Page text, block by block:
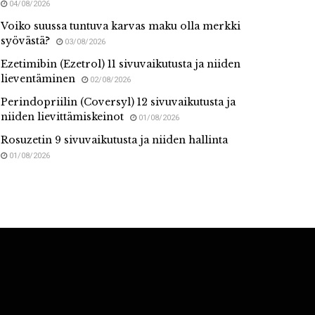
04/08/2026
Voiko suussa tuntuva karvas maku olla merkki
syövästä?
03/08/2026
Ezetimibin (Ezetrol) 11 sivuvaikutusta ja niiden
lieventäminen
02/08/2026
Perindopriilin (Coversyl) 12 sivuvaikutusta ja
niiden lievittämiskeinot
01/08/2026
Rosuzetin 9 sivuvaikutusta ja niiden hallinta
01/08/2026